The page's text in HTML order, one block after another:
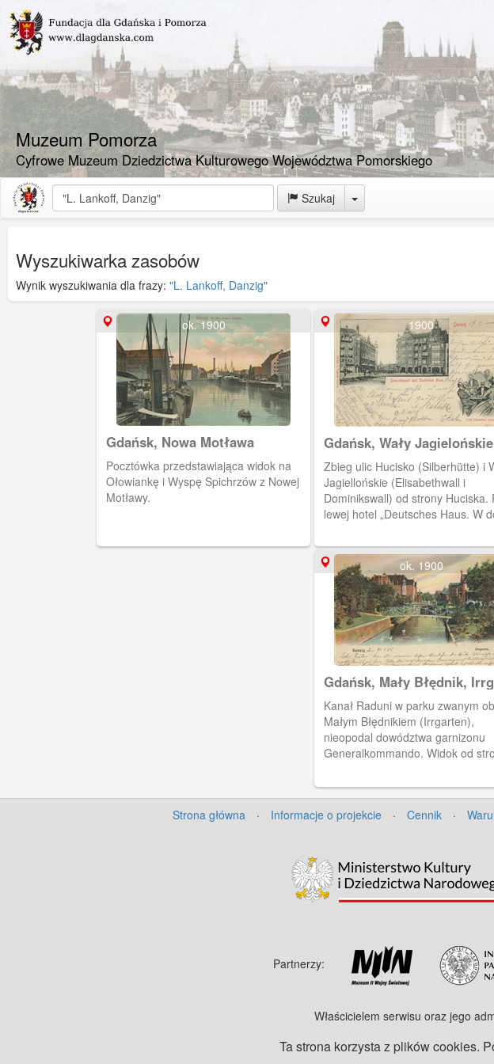
Muzeum Pomorza
Cyfrowe Muzeum Dziedzictwa Kulturowego Województwa Pomorskiego
Szukaj Toggle Dropdown
Wyszukiwarka zasobów
Wynik wyszukiwania dla frazy: "L. Lankoff, Danzig"
ok. 1900
Gdańsk, Nowa Motława
Pocztówka przedstawiająca widok na
Ołowiankę i Wyspę Spichrzów z Nowej
Motławy.
1900
Gdańsk, Wały Jagielońskie
(Dominikswall) i Deutsches
Haus
Zbieg ulic Hucisko (Silberhütte) i
Jagiellońskie (Elisabethwall i
Dominikswall) od strony Huciska.
lewej hotel „Deutsches Haus. W
Deutsches Haus.
ok. 1900
Gdańsk, Mały Błędnik,
Kanał Raduni w parku zwanym
Małym Błędnikiem (Irrgarten),
nieopodal dowództwa garnizonu
Generalkommando. Widok od
Strona główna · Informacje o projekcie · Cennik ·
Partnerzy:
Właścicielem serwisu oraz jego
Ta strona korzysta z plików cookies.